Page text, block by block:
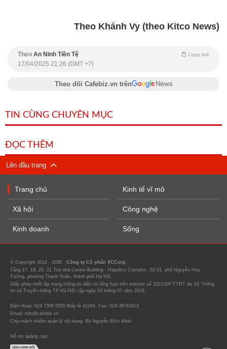
Theo Khánh Vy (theo Kitco News)
Theo An Ninh Tiền Tệ Copy link
17/04/2025 21:26 (GMT +7)
Theo dõi Cafebiz.vn trên
TIN CÙNG CHUYÊN MỤC
ĐỌC THÊM
Lên đầu trang
Trang chủ
Xã hội
Kinh doanh
Kinh tế vĩ mô
Công nghệ
Sống
© Copyright 2012 - 2026 - Công ty Cổ phần VCCorp.
Tầng 17, 19, 20, 21 Toà nhà Center Building - Hapulico Complex, Số 01, phố Nguyễn Huy
Tưởng, phường Thanh Xuân, thành phố Hà Nội
Giấy phép thiết lập trang thông tin điện tử tổng hợp trên internet số 3321/GP-TTĐT do Sở Thông
tin và Truyền thông TP Hà Nội cấp ngày 03 tháng 07 năm 2019.
Điện thoại: 024 7309 5555 Máy lẻ 41294. Fax: 024-39743413
Email: info@cafebiz.vn
Chịu trách nhiệm quản lý nội dung: Bà Nguyễn Bích Minh
Hỗ trợ quảng cáo: